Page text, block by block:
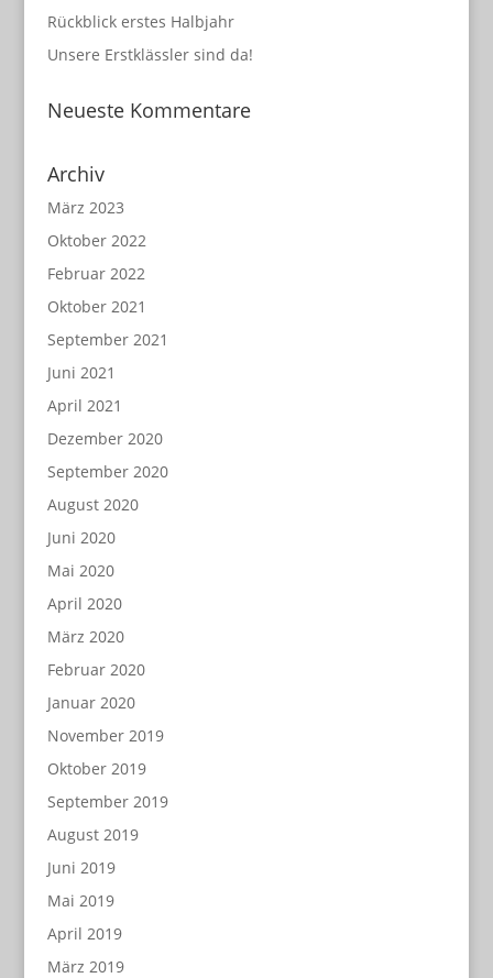
Rückblick erstes Halbjahr
Unsere Erstklässler sind da!
Neueste Kommentare
Archiv
März 2023
Oktober 2022
Februar 2022
Oktober 2021
September 2021
Juni 2021
April 2021
Dezember 2020
September 2020
August 2020
Juni 2020
Mai 2020
April 2020
März 2020
Februar 2020
Januar 2020
November 2019
Oktober 2019
September 2019
August 2019
Juni 2019
Mai 2019
April 2019
März 2019